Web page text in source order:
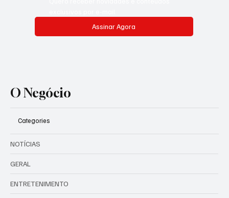
Assinar Agora
O Negócio
Categories
NOTÍCIAS
GERAL
ENTRETENIMENTO